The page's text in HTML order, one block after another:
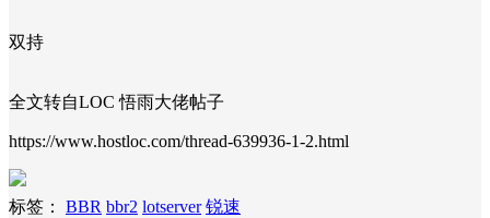
双持
全文转自LOC 悟雨大佬帖子
https://www.hostloc.com/thread-639936-1-2.html
标签： BBR bbr2 lotserver 锐速